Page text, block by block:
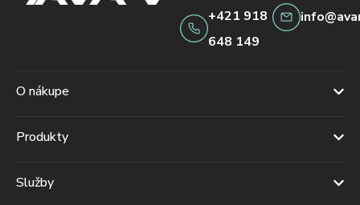
+421 918
648 149
O nákupe
Produkty
Služby